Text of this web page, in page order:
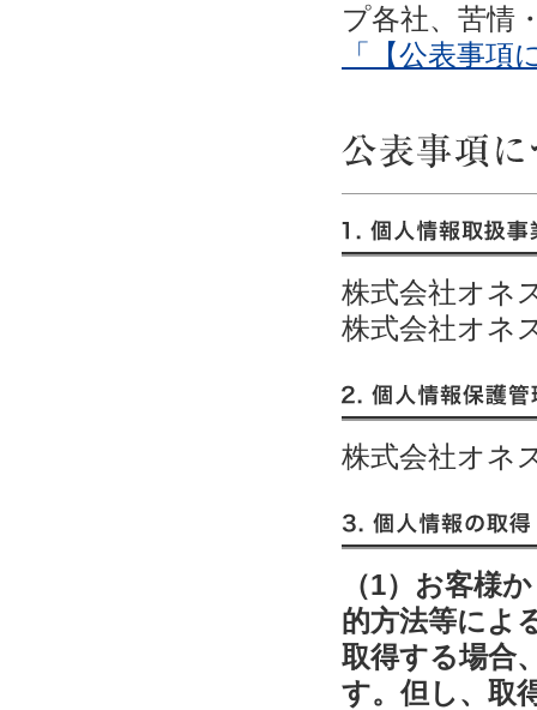
プ各社、苦情
「【公表事
1. 個人情報取扱事業者の
株式会社オネ
株式会社オネ
2. 個人情報保護管理者
株式会社オ
3. 個人情報の取得
（1）お客様
的方法等によ
取得する場合
す。但し、取